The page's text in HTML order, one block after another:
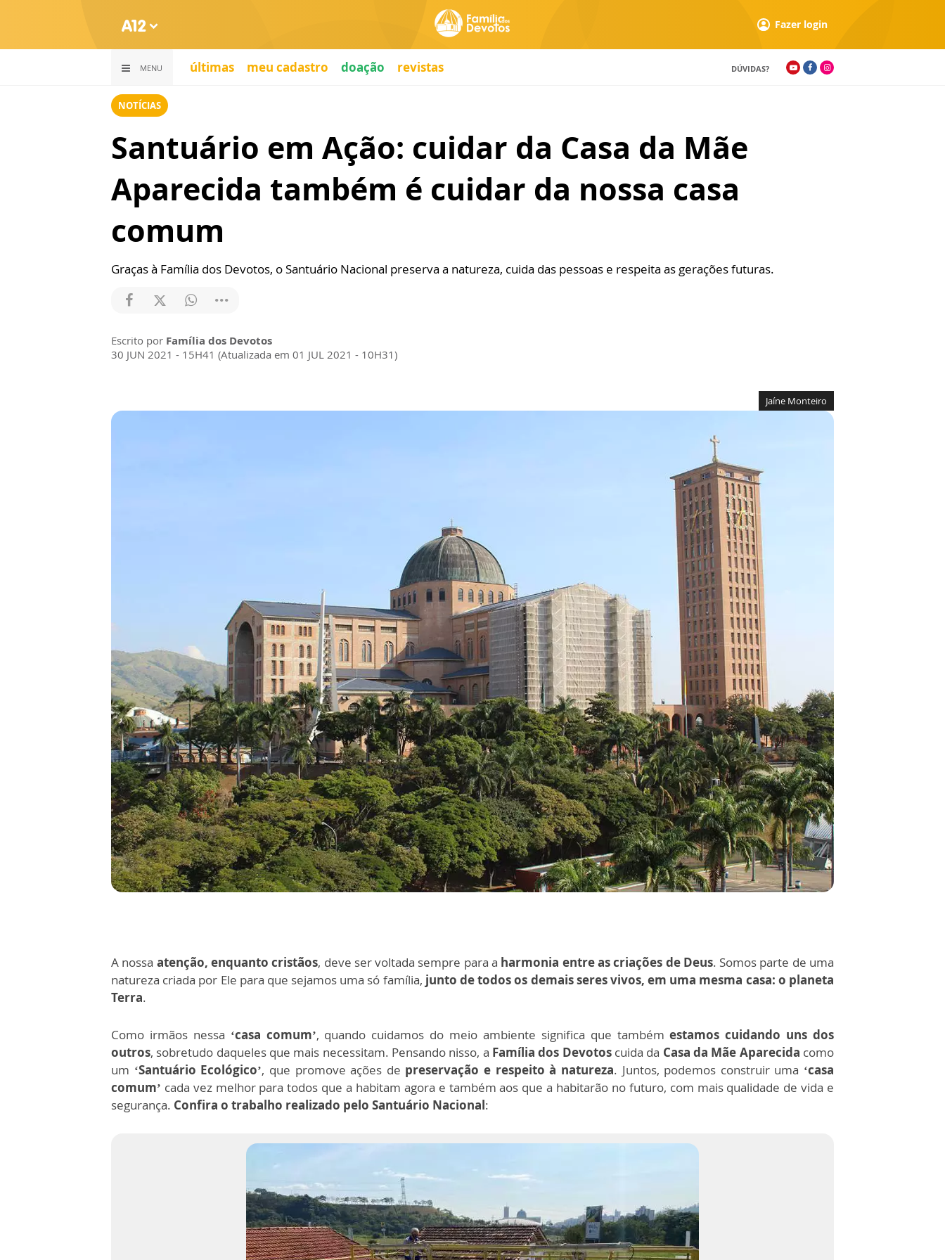
Fazer login
MENU últimas meu cadastro doação revistas DÚVIDAS?
NOTÍCIAS
Santuário em Ação: cuidar da Casa da Mãe
Aparecida também é cuidar da nossa casa
comum
Graças à Família dos Devotos, o Santuário Nacional preserva a natureza, cuida das pessoas e respeita as gerações futuras.
Escrito por Família dos Devotos
30 JUN 2021 - 15H41 (Atualizada em 01 JUL 2021 - 10H31)
Jaíne Monteiro
A nossa atenção, enquanto cristãos, deve ser voltada sempre para a harmonia entre as criações de Deus. Somos parte de uma
natureza criada por Ele para que sejamos uma só família, junto de todos os demais seres vivos, em uma mesma casa: o planeta
Terra.
Como irmãos nessa ‘casa comum’, quando cuidamos do meio ambiente significa que tambémestamos cuidando uns dos
outros, sobretudo daqueles que mais necessitam. Pensando nisso, a Família dos Devotoscuida da Casa da Mãe Aparecida como
um ‘Santuário Ecológico’, que promove ações de preservação e respeito à natureza. Juntos, podemos construir uma ‘casa
comum’ cada vez melhor para todos que a habitam agora e também aos que a habitarão no futuro, com mais qualidade de vida e
segurança. Confira o trabalho realizado pelo Santuário Nacional: